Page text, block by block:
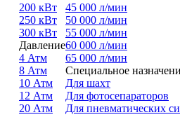
200 кВт
250 кВт
300 кВт
Давление
4 Атм
8 Атм
10 Атм
12 Атм
20 Атм
45 000 л/мин
50 000 л/мин
55 000 л/мин
60 000 л/мин
65 000 л/мин
Специальное
Для шахт
Для фотосепараторов
Для пневматических